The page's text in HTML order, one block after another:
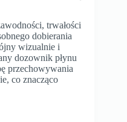
trwałości
dobierania
wizualnie i
dozownik płynu
przechowywania
co znacząco